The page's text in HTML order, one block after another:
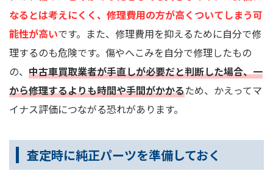
なるとは考えにくく、修理費用の方が高くついてしまう可
能性が高いです。また、修理費用を抑えるために自分で修
理するのも危険です。傷やへこみを自分で修理したもの
の、 中古車買取業者が手直しが必要だと判断した場合、一
から修理するよりも時間や手間がかかるため、かえってマ
イナス評価につながる恐れがあります。
査定時に純正パーツを準備しておく